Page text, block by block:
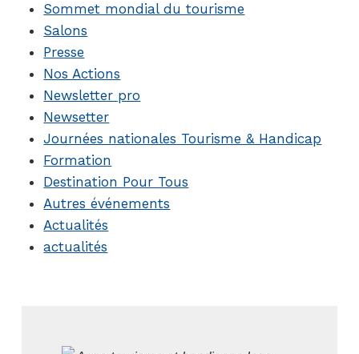
Sommet mondial du tourisme
Salons
Presse
Nos Actions
Newsletter pro
Newsetter
Journées nationales Tourisme & Handicap
Formation
Destination Pour Tous
Autres événements
Actualités
actualités